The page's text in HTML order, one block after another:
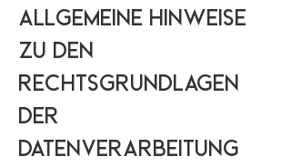
Allgemeine Hinweise
zu den
Rechtsgrundlagen
der
Datenverarbeitung